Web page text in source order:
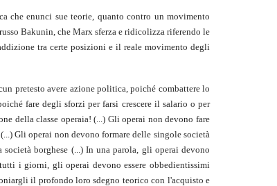
che enunci sue teorie, quanto contro un movimento
Bakunin, che Marx sferza e ridicolizza riferendo le
tra certe posizioni e il reale movimento degli
pretesto avere azione politica, poiché combattere lo
fare degli sforzi per farsi crescere il salario o per
della classe operaia! (...) Gli operai non devono fare
Gli operai non devono formare delle singole società
borghese (...) In una parola, gli operai devono
i giorni, gli operai devono essere obbedientissimi
il profondo loro sdegno teorico con l'acquisto e